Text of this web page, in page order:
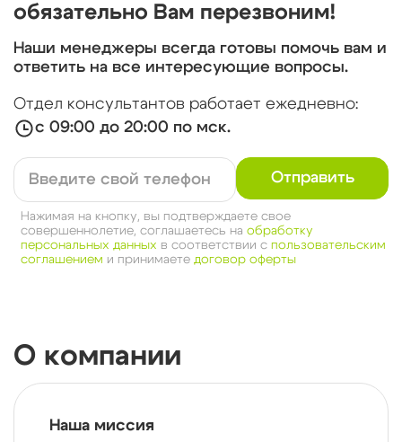
обязательно Вам перезвоним!
Наши менеджеры всегда готовы помочь вам и
ответить на все интересующие вопросы.
Отдел консультантов работает ежедневно:
с 09:00 до 20:00 по мск.
Отправить
Нажимая на кнопку, вы подтверждаете свое
совершеннолетие, соглашаетесь на обработку
персональных данных в соответствии с пользовательским
соглашением и принимаете договор оферты
О компании
Наша миссия